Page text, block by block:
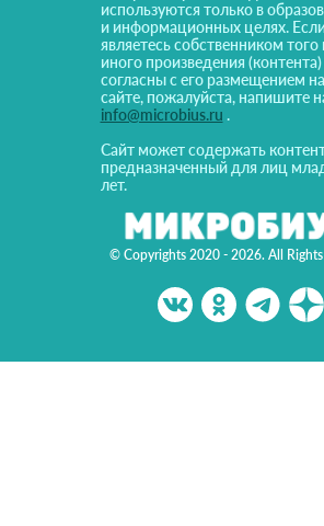
© Copyrights 2020 - 2026. All Rights
используются только в
и информационных целях.
являетесь собственником того
иного произведения
согласны с его размещением
сайте, пожалуйста, напишите
info@microbius.ru .
Сайт может содержать
предназначенный для лиц
лет.